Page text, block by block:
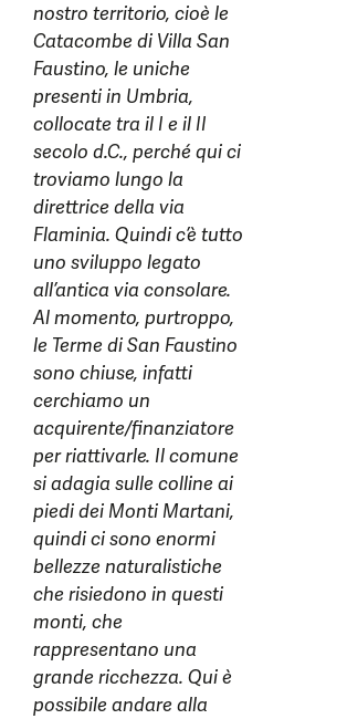
nostro territorio, cioè le
Catacombe di Villa San
Faustino, le uniche
presenti in Umbria,
collocate tra il I e il II
secolo d.C., perché qui ci
troviamo lungo la
direttrice della via
Flaminia. Quindi c’è tutto
uno sviluppo legato
all’antica via consolare.
Al momento, purtroppo,
le Terme di San Faustino
sono chiuse, infatti
cerchiamo un
acquirente/finanziatore
per riattivarle. Il comune
si adagia sulle colline ai
piedi dei Monti Martani,
quindi ci sono enormi
bellezze naturalistiche
che risiedono in questi
monti, che
rappresentano una
grande ricchezza. Qui è
possibile andare alla